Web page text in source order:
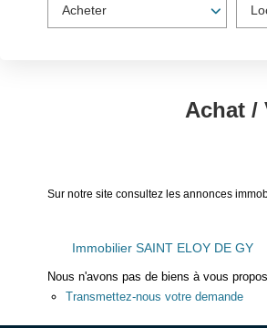
Acheter
Achat /
Sur notre site consultez les annonces
Immobilier SAINT ELOY DE GY
Nous n'avons pas de biens à vous
Transmettez-nous votre demande